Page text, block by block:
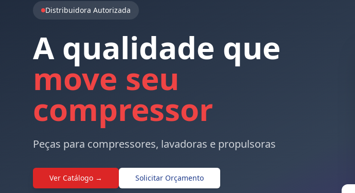
Distribuidora Autorizada
A qualidade que
move seu
compressor
Peças para compressores, lavadoras e propulsoras
Ver Catálogo → Solicitar Orçamento